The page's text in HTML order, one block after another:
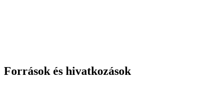
Források és hivatkozások